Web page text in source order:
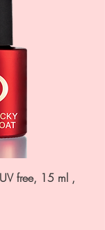
free, 15 ml ,